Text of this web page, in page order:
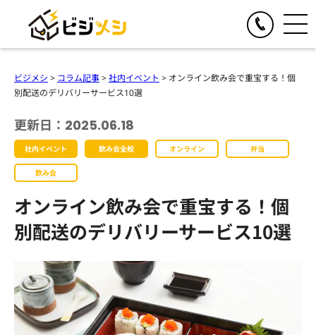
人気の提供サービス
オール社員感謝祭
懇親会・社内パーティープロデュース
格付けバトル
ゴチバトル
キングオブラスベガス
チームビルディングクルーズ
オンラインイベント
TOGGLE
人気の提供サービス
オンライン格付けバトル
オンラインクイズ&ビンゴ大会
オンラインゴチバトル
オンライン社内イベントプロデュース
お食事の手配
人気の提供サービス
ビジメシオードブル
ビジメシランチボックス
人気の提供サービス
春のイベント企画
夏のイベント企画
秋のイベント企画
ファミリーイベント企画
周年イベント企画
導入事例
よくある質問
会社概要
まずは内容を見たい
ビジメシ > コラム記事>社内イベント > オンライン飲み会で重宝する！個
別配送のデリバリーサービス10選
更新日：2025.06.18
社内イベント 飲み会全般 オンライン 弁当
飲み会
オンライン飲み会で重宝する！個
別配送のデリバリーサービス10選